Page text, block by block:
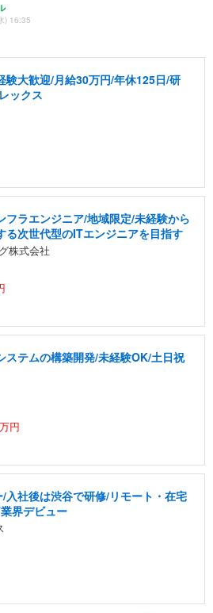
) 16:35
験大歓迎/月給30万円/年休125日/研
ックス
フラエンジニア/地域限定/未経験から
る次世代型のITエンジニアを目指す
株式会社
ステムの構築開発/未経験OK/土日祝
円
入社後は渋谷で研修/リモート・在宅
界デビュー